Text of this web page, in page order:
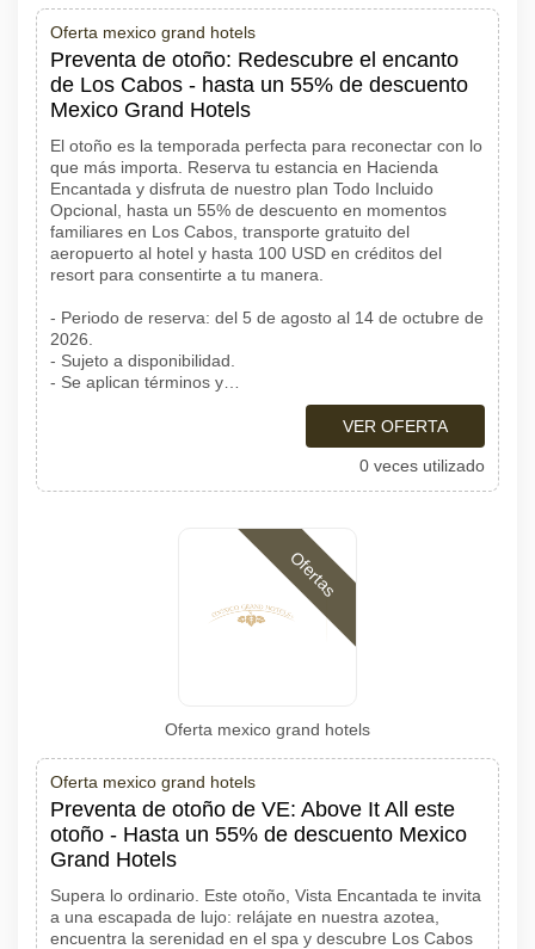
Oferta mexico grand hotels
Preventa de otoño: Redescubre el encanto
de Los Cabos - hasta un 55% de descuento
Mexico Grand Hotels
El otoño es la temporada perfecta para reconectar con lo
que más importa. Reserva tu estancia en Hacienda
Encantada y disfruta de nuestro plan Todo Incluido
Opcional, hasta un 55% de descuento en momentos
familiares en Los Cabos, transporte gratuito del
aeropuerto al hotel y hasta 100 USD en créditos del
resort para consentirte a tu manera.
- Periodo de reserva: del 5 de agosto al 14 de octubre de
2026.
- Sujeto a disponibilidad.
- Se aplican términos y…
VER OFERTA
0 veces utilizado
Ofertas
Oferta mexico grand hotels
Oferta mexico grand hotels
Preventa de otoño de VE: Above It All este
otoño - Hasta un 55% de descuento Mexico
Grand Hotels
Supera lo ordinario. Este otoño, Vista Encantada te invita
a una escapada de lujo: relájate en nuestra azotea,
encuentra la serenidad en el spa y descubre Los Cabos